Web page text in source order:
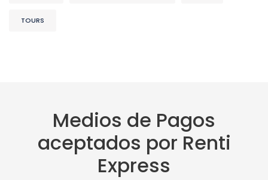
TOURS
Medios de Pagos
aceptados por Renti
Express